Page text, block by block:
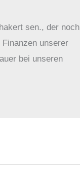
sen., der noch
unserer
bei unseren